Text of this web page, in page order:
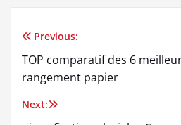
Navigation
de
l’article
Previous:
TOP comparatif des 6
rangement papier
Next: